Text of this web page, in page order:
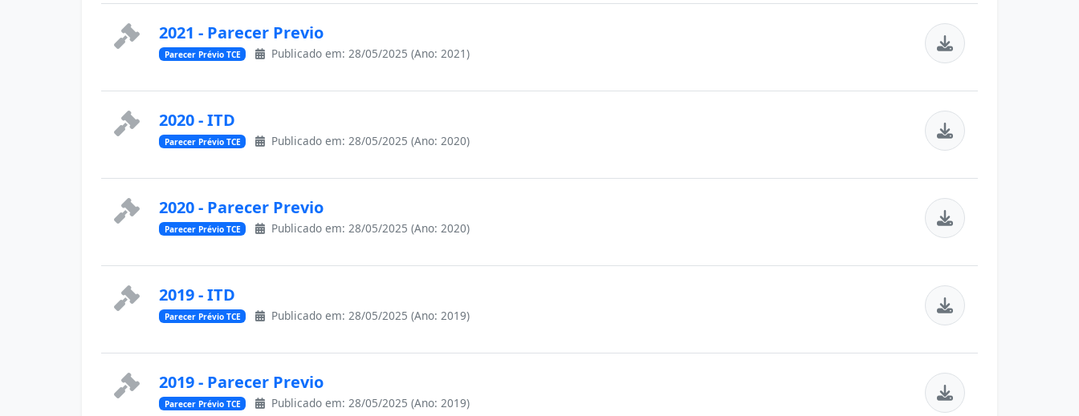
2021 - Parecer Previo
Parecer Prévio TCE Publicado em: 28/05/2025 (Ano: 2021)
2020 - ITD
Parecer Prévio TCE Publicado em: 28/05/2025 (Ano: 2020)
2020 - Parecer Previo
Parecer Prévio TCE Publicado em: 28/05/2025 (Ano: 2020)
2019 - ITD
Parecer Prévio TCE Publicado em: 28/05/2025 (Ano: 2019)
2019 - Parecer Previo
Parecer Prévio TCE Publicado em: 28/05/2025 (Ano: 2019)